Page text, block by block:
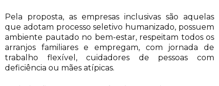
Pela proposta, as empresas inclusivas são aquelas
que adotam processo seletivo humanizado, possuem
ambiente pautado no bem-estar, respeitam todos os
arranjos familiares e empregam, com jornada de
trabalho flexível, cuidadores de pessoas com
deficiência ou mães atípicas.